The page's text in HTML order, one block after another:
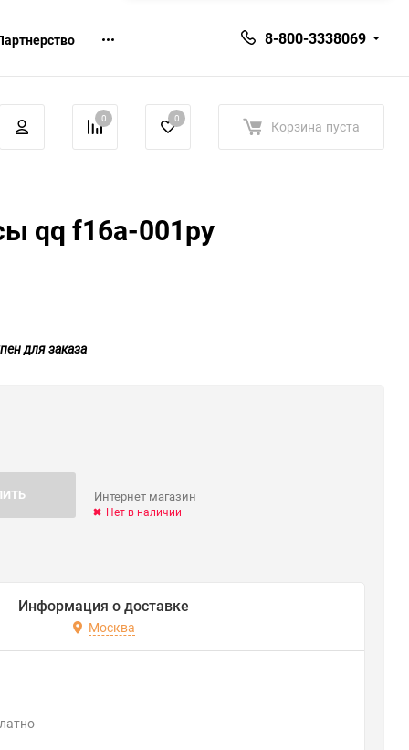
8-800-3338069
0 0 Корзина пуста
qq f16a-001py
для заказа
Интернет магазин
Нет в наличии
Информация о доставке
Москва